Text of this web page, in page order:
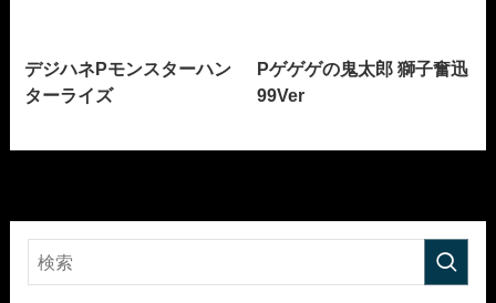
デジハネPモンスターハン
ターライズ
Pゲゲゲの鬼太郎 獅子奮迅
99Ver